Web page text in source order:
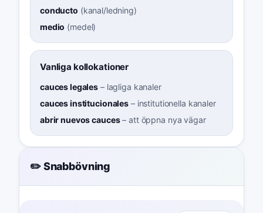
conducto (kanal/ledning)
medio (medel)
Vanliga kollokationer
cauces legales – lagliga kanaler
cauces institucionales – institutionella kanaler
abrir nuevos cauces–att öppna nya vägar
✏️ Snabbövning